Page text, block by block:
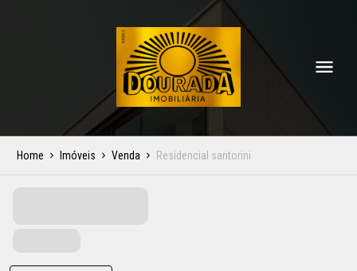
Home Imóveis Venda Residencial santorini